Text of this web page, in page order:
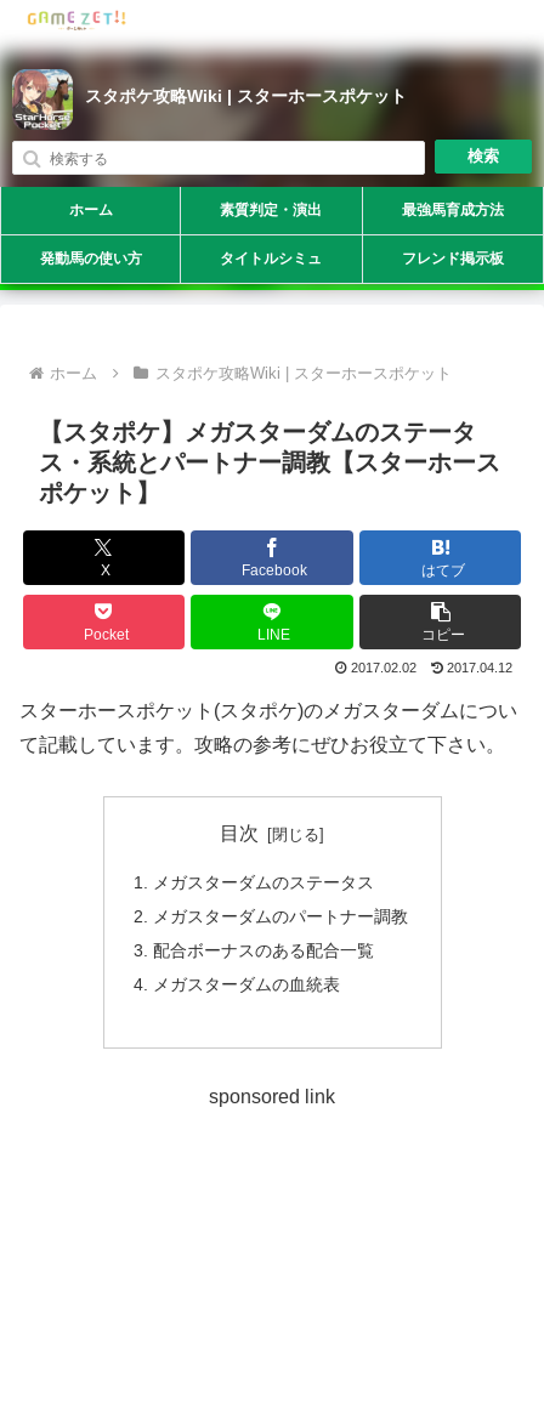
スタポケ攻略Wiki | スターホースポケット
検索
ホーム 素質判定・演出 最強馬育成方法
発動馬の使い方 タイトルシミュ フレンド掲示板
ホーム スタポケ攻略Wiki | スターホースポケット
【スタポケ】メガスターダムのステータ
ス・系統とパートナー調教【スターホース
ポケット】
X Facebook はてブ
Pocket LINE コピー
2017.02.02 2017.04.12
スターホースポケット(スタポケ)のメガスターダムについ
て記載しています。攻略の参考にぜひお役立て下さい。
目次
メガスターダムのステータス
メガスターダムのパートナー調教
配合ボーナスのある配合一覧
メガスターダムの血統表
sponsored link